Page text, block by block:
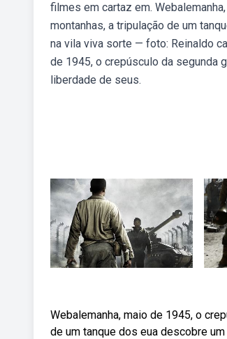
filmes em cartaz em.
montanhas, a tripulação de um
na vila viva sorte — foto: Reinaldo
de 1945, o crepúsculo da segunda
liberdade de seus.
Webalemanha, maio de 1945, o
de um tanque dos eua descobre